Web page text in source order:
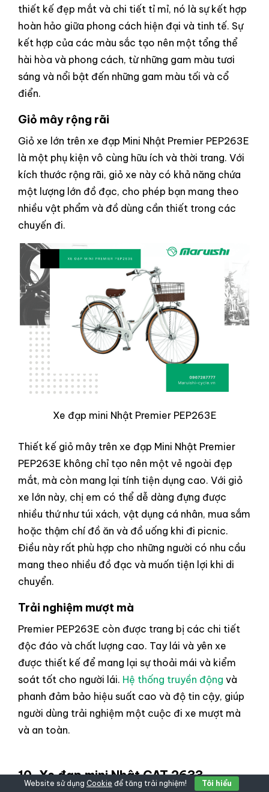
thiết kế đẹp mắt và chi tiết tỉ mỉ, nó là sự kết hợp
hoàn hảo giữa phong cách hiện đại và tinh tế. Sự
kết hợp của các màu sắc tạo nên một tổng thể
hài hòa và phong cách, từ những gam màu tươi
sáng và nổi bật đến những gam màu tối và cổ
điển.
Giỏ mây rộng rãi
Giỏ xe lớn trên xe đạp Mini Nhật Premier PEP263E
là một phụ kiện vô cùng hữu ích và thời trang. Với
kích thước rộng rãi, giỏ xe này có khả năng chứa
một lượng lớn đồ đạc, cho phép bạn mang theo
nhiều vật phẩm và đồ dùng cần thiết trong các
chuyến đi.
Xe đạp mini Nhật Premier PEP263E
Thiết kế giỏ mây trên xe đạp Mini Nhật Premier
PEP263E không chỉ tạo nên một vẻ ngoài đẹp
mắt, mà còn mang lại tính tiện dụng cao. Với giỏ
xe lớn này, chị em có thể dễ dàng đựng được
nhiều thứ như túi xách, vật dụng cá nhân, mua sắm
hoặc thậm chí đồ ăn và đồ uống khi đi picnic.
Điều này rất phù hợp cho những người có nhu cầu
mang theo nhiều đồ đạc và muốn tiện lợi khi di
chuyển.
Trải nghiệm mượt mà
Premier PEP263E còn được trang bị các chi tiết
độc đáo và chất lượng cao. Tay lái và yên xe
được thiết kế để mang lại sự thoải mái và kiểm
soát tốt cho người lái. Hệ thống truyền động và
phanh đảm bảo hiệu suất cao và độ tin cậy, giúp
người dùng trải nghiệm một cuộc đi xe mượt mà
và an toàn.
10. Xe đạp miniNhật CAT 2633
Website sử dụng Cookie để tăng trải nghiệm! Tôi hiểu